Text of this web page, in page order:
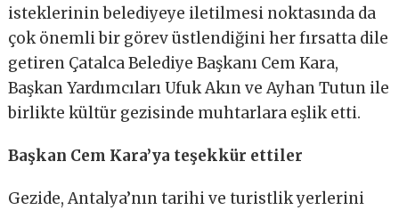
isteklerinin belediyeye iletilmesi noktasında da
çok önemli bir görev üstlendiğini her fırsatta dile
getiren Çatalca Belediye Başkanı Cem Kara,
Başkan Yardımcıları Ufuk Akın ve Ayhan Tutun ile
birlikte kültür gezisinde muhtarlara eşlik etti.
Başkan Cem Kara’ya teşekkür ettiler
Gezide, Antalya’nın tarihi ve turistlik yerlerini